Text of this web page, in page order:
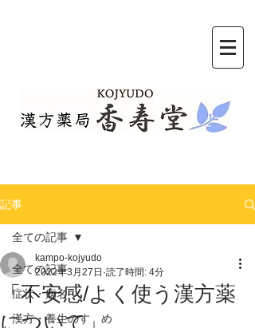
記事
全ての記事
症状・病名
漢方・養生のすゝめ
全ての記事
「不安感/よく使う漢方薬
について」
kampo-kojyudo
2022年3月27日 読了時間: 4分